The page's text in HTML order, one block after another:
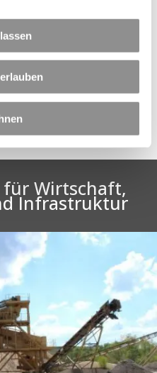
Wirtschaft,
Infrastruktur